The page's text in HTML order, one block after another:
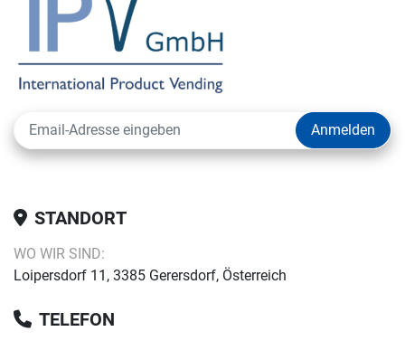
Anmelden
STANDORT
WO WIR SIND:
Loipersdorf 11, 3385 Gerersdorf, Österreich
TELEFON